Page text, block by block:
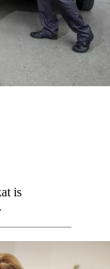
is